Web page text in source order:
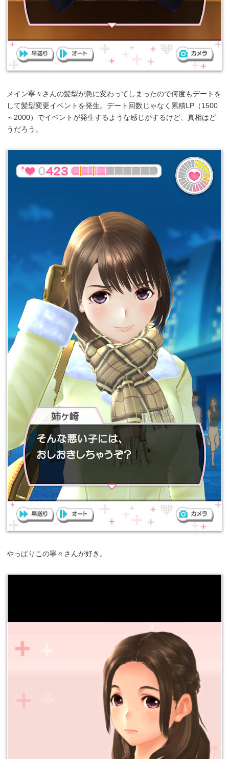
メイン寧々さんの髪型が急に変わってしまったので何度もデートを
して髪型変更イベントを発生。デート回数じゃなく累積LP（1500
～2000）でイベントが発生するような感じがするけど、真相はど
うだろう。
やっぱりこの寧々さんが好き。